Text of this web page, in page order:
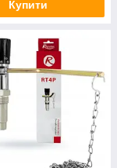
Купити